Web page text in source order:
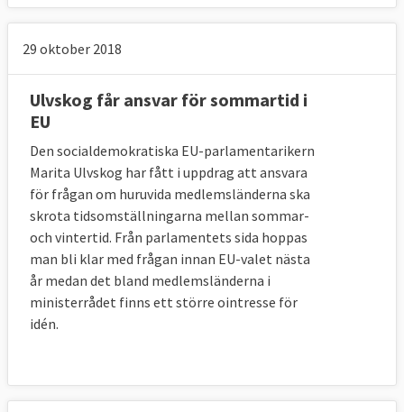
29 oktober 2018
Ulvskog får ansvar för sommartid i
EU
Den socialdemokratiska EU-parlamentarikern
Marita Ulvskog har fått i uppdrag att ansvara
för frågan om huruvida medlemsländerna ska
skrota tidsomställningarna mellan sommar-
och vintertid. Från parlamentets sida hoppas
man bli klar med frågan innan EU-valet nästa
år medan det bland medlemsländerna i
ministerrådet finns ett större ointresse för
idén.